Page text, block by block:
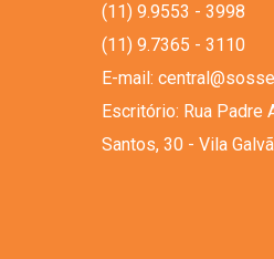
(11) 9.9553 - 3998
(11) 9.7365 - 3110
E-mail:
Escritório: Rua Padre
Santos, 30 - Vila